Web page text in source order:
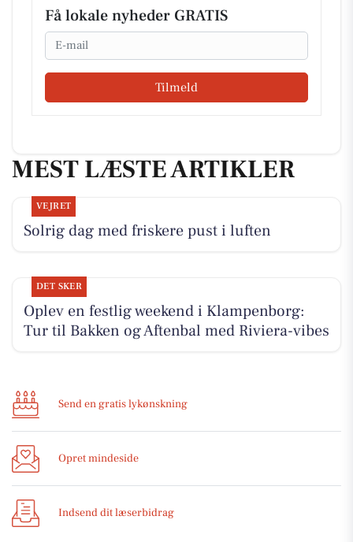
Få lokale nyheder GRATIS
Email
Tilmeld
MEST LÆSTE ARTIKLER
VEJRET
Solrig dag med friskere pust i luften
DET SKER
Oplev en festlig weekend i Klampenborg:
Tur til Bakken og Aftenbal med Riviera-vibes
Send en gratis lykønskning
Opret mindeside
Indsend dit læserbidrag